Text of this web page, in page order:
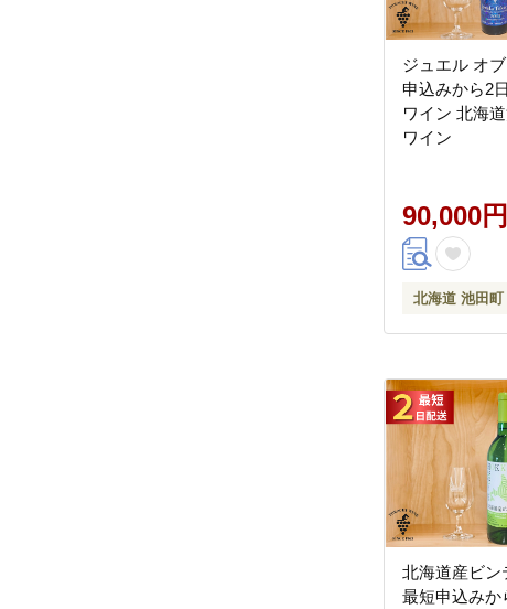
ジュエル オ
申込みから2
ワイン 北海
ワイン
90,000円
北海道 池田町
北海道産ビン
最短申込みか